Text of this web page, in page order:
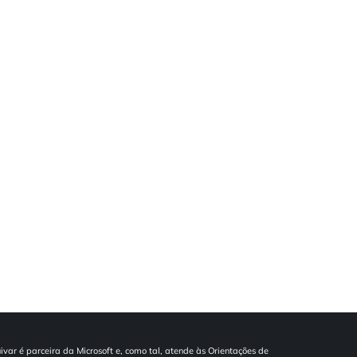
é parceira da Microsoft e, como tal, atende às Orientações de